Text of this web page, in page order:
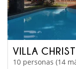
VILLA
10 personas (14